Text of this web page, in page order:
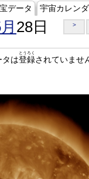
データ 宇宙カレン
28日 >
タは登録
とうろく
されていませ